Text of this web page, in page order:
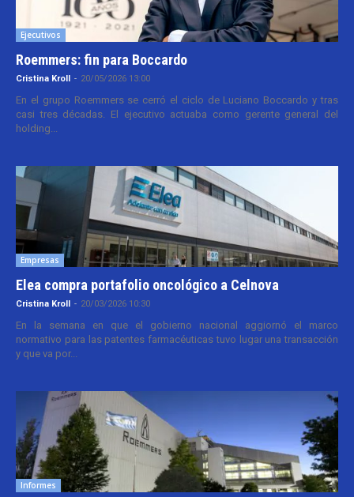
Ejecutivos
Roemmers: fin para Boccardo
Cristina Kroll - 20/05/2026 13:00
En el grupo Roemmers se cerró el ciclo de Luciano Boccardo y tras
casi tres décadas. El ejecutivo actuaba como gerente general del
holding...
Empresas
Elea compra portafolio oncológico a Celnova
Cristina Kroll - 20/03/2026 10:30
En la semana en que el gobierno nacional aggiornó el marco
normativo para las patentes farmacéuticas tuvo lugar una transacción
y que va por...
Informes